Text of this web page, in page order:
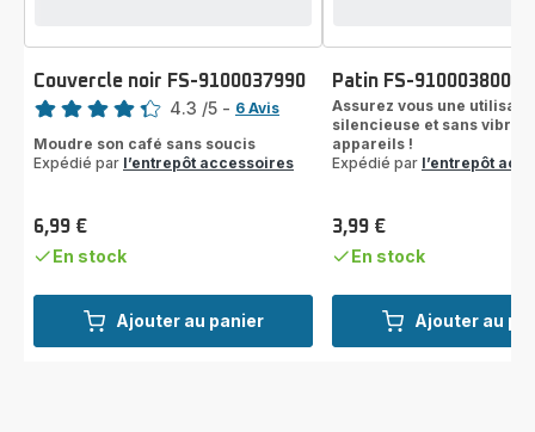
Ajouter au panier
Couvercle noir FS-9100037990
Note
4.3 /5 - 6 Avis
Moudre son café sans soucis
Expédié par l’entrepôt accessoires
Prix
6,99 €
En stock
Ajouter au
Patin FS-9100038006
Assurez vous une
silencieuse et sans
appareils !
Expédié par l’entrepôt
Prix
3,99 €
En stock